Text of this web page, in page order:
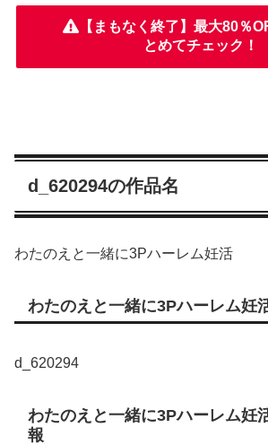
【まもなく終了】最大80％
とめてチェック！
d_620294の作品名
わたのえと一緒に3Pハーレム妊活
わたのえと一緒に3Pハーレム妊
d_620294
わたのえと一緒に3Pハーレム妊
報